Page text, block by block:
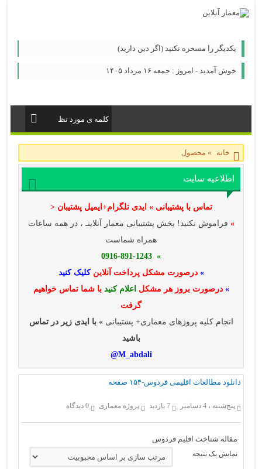
یكدیگر را مسخره نكنید (اگر دین دارید)
خوش آمدید - امروز : جمعه ۱۶ مرداد ۱۴۰۵
خانه » محصول
اطلاعیه سایت
تماس با پشتیبانی » ایدی تلگرام+ایمیل پشتیبان <
» فراموش نکنید! بخش پشتیبانی معمار آنلاینـ ، در همه ساعات
همراه شماست
» 0916-891-1243
» درصورت مشکل پرداخت آنلاینکلیک کنید
» درصورت بروز هر مشکل اعلام کنید با شما تماس خواهیم
گرفت
انجام کلیه پروژهای معماری+ پشتیبانی» با ایدی زیر در تماس
باشید
M_abdali@
دانلود مطالعات اقلیمی فردوس-۱۵۴ صفحه
پنج‌شنبه ، 4 دسامبر 7 بازدید پروژه معماری 0 دیدگاه
مقاله شناخت اقلیم فردوس
نمایش یک نتیجه